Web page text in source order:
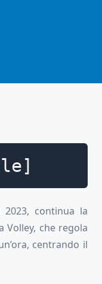
continua la
Volley, che regola
centrando il